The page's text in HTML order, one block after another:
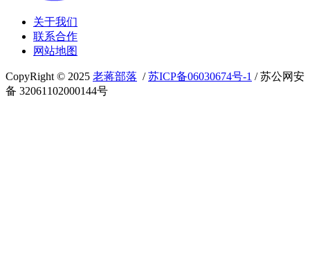
关于我们
联系合作
网站地图
CopyRight © 2025 老蒋部落 /苏ICP备06030674号-1 / 苏公网安
备 32061102000144号